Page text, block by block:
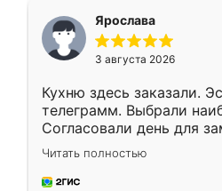
Ярослава
3 августа 2026
Кухню здесь заказали.
телеграмм. Выбрали
Согласовали день для
недели кухня была уже
довольны работой.
мебель за качественную
Читать полностью